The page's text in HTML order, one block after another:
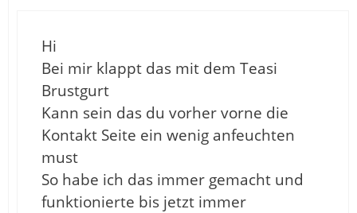
Hi
Bei mir klappt das mit dem Teasi
Brustgurt
Kann sein das du vorher vorne die
Kontakt Seite ein wenig anfeuchten
must
So habe ich das immer gemacht und
funktionierte bis jetzt immer